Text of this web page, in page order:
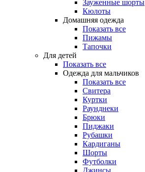
Зауженные шорты
Кюлоты
Домашняя одежда
Показать все
Пижамы
Тапочки
Для детей
Показать все
Одежда для мальчиков
Показать все
Свитера
Куртки
Раунднеки
Брюки
Пиджаки
Рубашки
Кардиганы
Шорты
Футболки
Джинсы